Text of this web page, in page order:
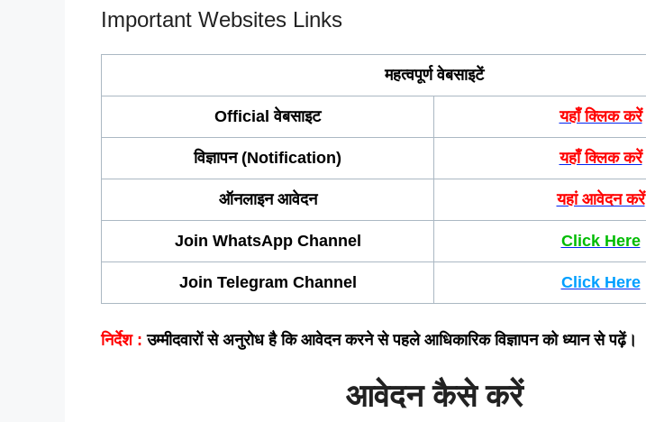
Important Websites Links
महत्वपूर्ण वेबसाइटें
Official वेबसाइट यहाँ क्लिक करें
विज्ञापन (Notification) यहाँ क्लिक करें
ऑनलाइन आवेदन यहां आवेदन करें
Join WhatsApp Channel Click Here
Join Telegram Channel Click Here
निर्देश : उम्मीदवारों से अनुरोध है कि आवेदन करने से पहले आधिकारिक विज्ञापन को ध्यान से पढ़ें।
आवेदन कैसे करें